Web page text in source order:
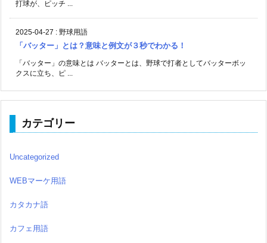
打球が、ピッチ ...
2025-04-27 : 野球用語
「バッター」とは？意味と例文が３秒でわかる！
「バッター」の意味とは バッターとは、野球で打者としてバッターボッ
クスに立ち、ピ ...
カテゴリー
Uncategorized
WEBマーケ用語
カタカナ語
カフェ用語